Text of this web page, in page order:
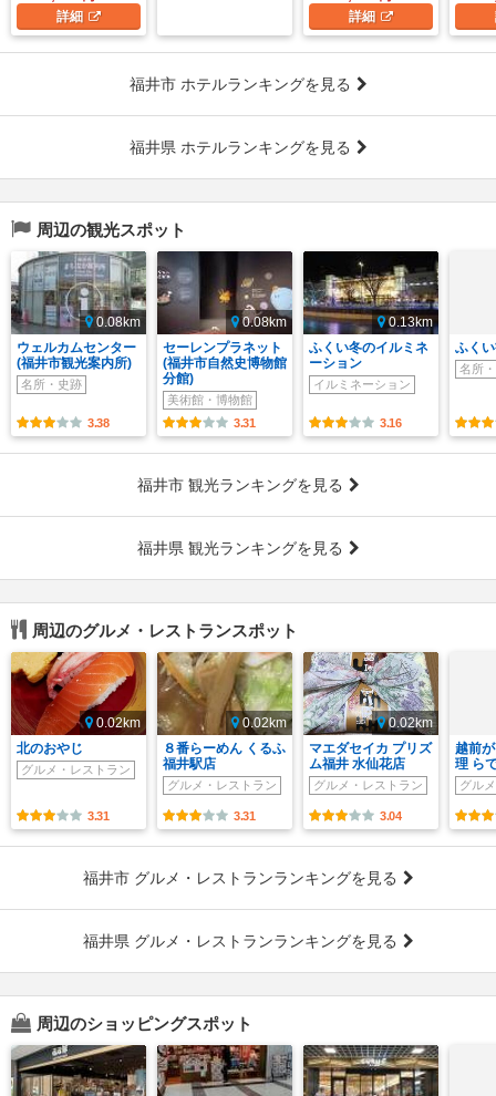
詳細
詳細
福井市 ホテルランキングを見る
福井県 ホテルランキングを見る
周辺の観光スポット
0.08km
ウェルカムセンター
(福井市観光案内所)
名所・史跡
3.38
0.08km
セーレンプラネット
(福井市自然史博物館
分館)
美術館・博物館
3.31
0.13km
ふくい冬のイルミネ
ーション
イルミネーション
3.16
ふく
名所
福井市 観光ランキングを見る
福井県 観光ランキングを見る
周辺のグルメ・レストランスポット
0.02km
北のおやじ
グルメ・レストラン
3.31
0.02km
８番らーめん くるふ
福井駅店
グルメ・レストラン
3.31
0.02km
マエダセイカ プリズ
ム福井 水仙花店
グルメ・レストラン
3.04
越前
理 ら
グル
福井市 グルメ・レストランランキングを見る
福井県 グルメ・レストランランキングを見る
周辺のショッピングスポット